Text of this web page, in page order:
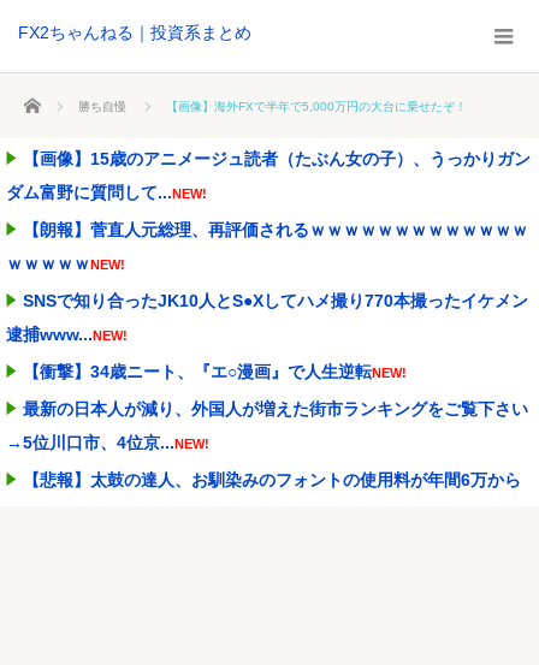
FX2ちゃんねる｜投資系まとめ
ホーム 勝ち自慢 【画像】海外FXで半年で5,000万円の大台に乗せたぞ！
【画像】15歳のアニメージュ読者（たぶん女の子）、うっかりガン
ダム富野に質問して...NEW!
【朗報】菅直人元総理、再評価されるｗｗｗｗｗｗｗｗｗｗｗｗｗ
ｗｗｗｗｗNEW!
SNSで知り合ったJK10人とS●Xしてハメ撮り770本撮ったイケメン
逮捕www...NEW!
【衝撃】34歳ニート、『エ○漫画』で人生逆転NEW!
最新の日本人が減り、外国人が増えた街市ランキングをご覧下さい
→5位川口市、4位京...NEW!
【悲報】太鼓の達人、お馴染みのフォントの使用料が年間6万から